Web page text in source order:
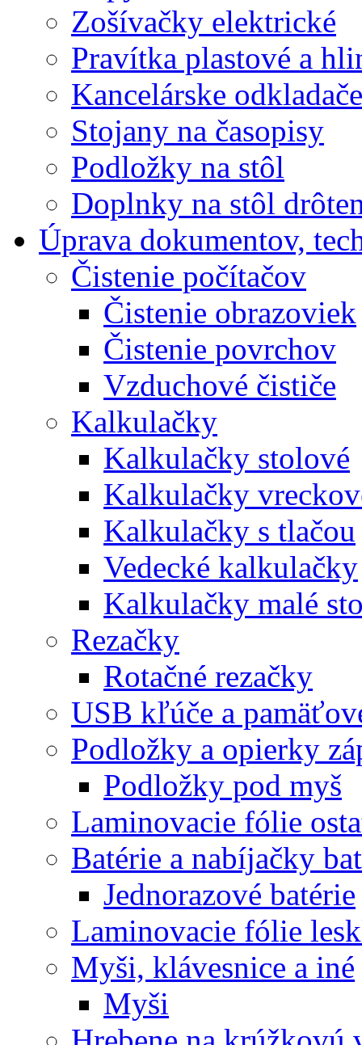
Zošívačky elektrické
Pravítka plastové a
Kancelárske odkladače
Stojany na časopisy
Podložky na stôl
Doplnky na stôl
Úprava dokumentov,
Čistenie počítačov
Čistenie obrazoviek
Čistenie povrchov
Vzduchové čističe
Kalkulačky
Kalkulačky stolové
Kalkulačky
Kalkulačky s tlačou
Vedecké kalkulačky
Kalkulačky malé
Rezačky
Rotačné rezačky
USB kľúče a
Podložky a opierky
Podložky pod myš
Laminovacie fólie
Batérie a nabíjačky
Jednorazové batérie
Laminovacie fólie
Myši, klávesnice a iné
Myši